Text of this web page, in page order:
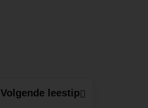
Volgende leestip